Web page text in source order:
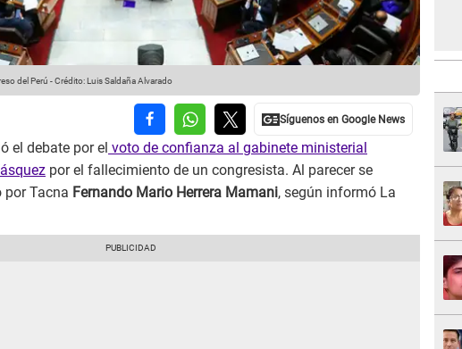
del Perú -Crédito: Luis Saldaña Alvarado
el debate por el voto de confianza al gabinete ministerial
por el fallecimiento de un congresista. Al parecer se
Tacna Fernando Mario Herrera Mamani, según informó La